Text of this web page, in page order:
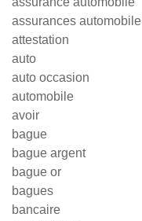
assurances automobile
attestation
auto
auto occasion
automobile
avoir
bague
bague argent
bague or
bagues
bancaire